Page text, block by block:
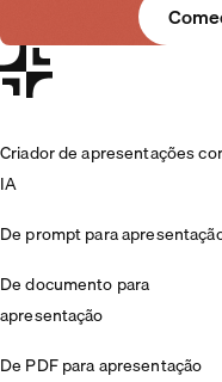
Criador de apresentações
IA
De prompt para
De documento para
apresentação
De PDF para apresentação